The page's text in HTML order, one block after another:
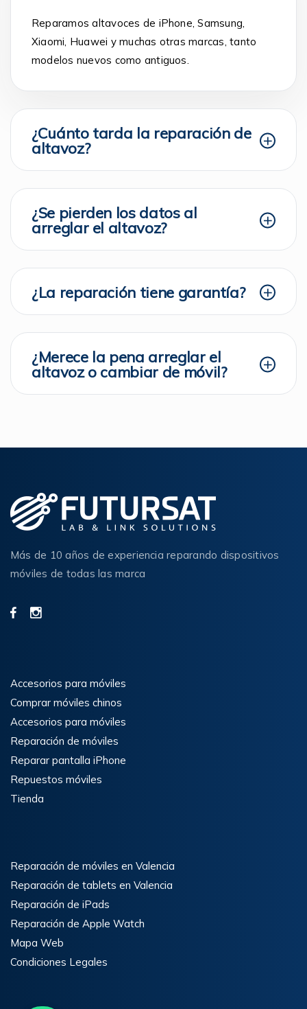
Reparamos altavoces de iPhone, Samsung,
Xiaomi, Huawei y muchas otras marcas, tanto
modelos nuevos como antiguos.
¿Cuánto tarda la reparación de
altavoz?
¿Se pierden los datos al
arreglar el altavoz?
¿La reparación tiene garantía?
¿Merece la pena arreglar el
altavoz o cambiar de móvil?
Más de 10 años de experiencia reparando dispositivos
móviles de todas las marca
Accesorios para móviles
Comprar móviles chinos
Accesorios para móviles
Reparación de móviles
Reparar pantalla iPhone
Repuestos móviles
Tienda
Reparación de móviles en Valencia
Reparación de tablets en Valencia
Reparación de iPads
Reparación de Apple Watch
Mapa Web
Condiciones Legales